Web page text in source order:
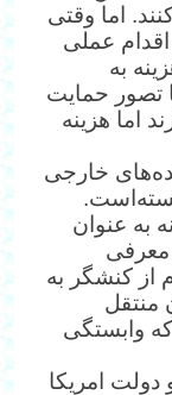
اما وقتی
عملی
به
تصور حمایت
اما هزینه
خارجی
به عنوان
معرفی
از کنشگر به
منتقل
وابستگی
دولت امریکا